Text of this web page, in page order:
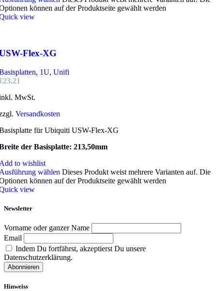
können auf der Produktseite gewählt werden
view
Flex-XG
, 1U, Unifi
23,21
MwSt.
Versandkosten
für Ubiquiti USW-Flex-XG
der Basisplatte: 213,50mm
to wishlist
wählen Dieses Produkt weist mehrere Varianten auf. Die
können auf der Produktseite gewählt werden
view
Newsletter
Vorname oder ganzer Name
Email
Indem Du fortfährst, akzeptierst Du unsere
Datenschutzerklärung.
Hinweiss